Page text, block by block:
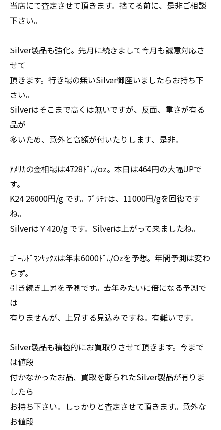
当店にて査定させて頂きます。捨てる前に、是非ご相談
下さい。
Silver製品も強化。先月に続きまして今月も誠意対応さ
せて
頂きます。行き場の無いSilver御座いましたらお持ち下
さい。
Silverはそこまで高くは無いですが、反面、重さが有る
品が
多いため、意外と高額が付いたりします、是非。
ｱﾒﾘｶの金相場は4728ﾄﾞﾙ/oz。本日は464円の大幅UPで
す。
K24 26000円/g です。ﾌﾟﾗﾁﾅは、11000円/gを回復です
ね。
Silverは￥420/g です。Silverは上がって来ましたね。
ｺﾞｰﾙﾄﾞﾏﾝｻｯｸｽは年末6000ﾄﾞﾙ/Ozを予想。年間予測は変わ
らず。
引き続き上昇を予測です。去年みたいに倍になる予測で
は
有りませんが、上昇する見込みですね。有難いです。
Silver製品も積極的にお買取りさせて頂きます。今まで
は値段
付かなかったお品、買取を断られたSilver製品が有りま
したら
お持ち下さい。しっかりと査定させて頂きます。意外な
お値段